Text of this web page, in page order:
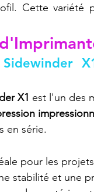
Cette variété
Sidewinder
X1 est l'un des
en série.
pour les
stabilité et une